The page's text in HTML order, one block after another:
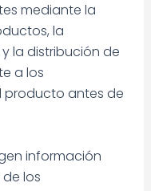
mediante la
la
la distribución de
a los
producto antes de
información
los